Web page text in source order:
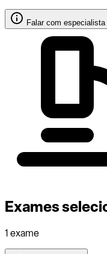
Falar com especialista
Exames
1 exame